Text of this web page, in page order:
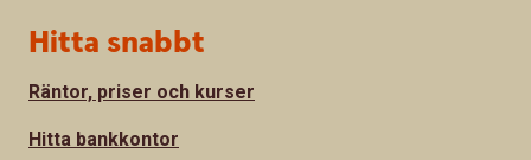
Hitta snabbt
Räntor, priser och kurser
Hitta bankkontor